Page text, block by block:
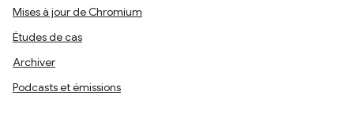
Mises à jour de Chromium
Études de cas
Archiver
Podcasts et émissions